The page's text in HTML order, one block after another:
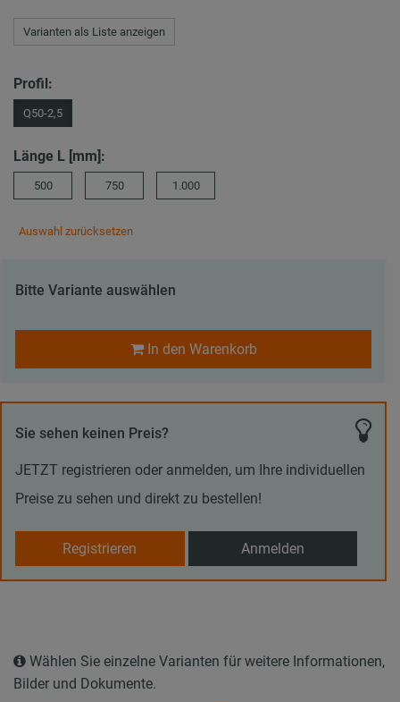
Varianten als Liste anzeigen
Profil:
Q50-2,5
Länge L [mm]:
500 750 1.000
Auswahl zurücksetzen
Bitte Variante auswählen
In den Warenkorb
Sie sehen keinen Preis?
JETZT registrieren oder anmelden, um Ihre individuellen
Preise zu sehen und direkt zu bestellen!
Registrieren Anmelden
Wählen Sie einzelne Varianten für weitere Informationen,
Bilder und Dokumente.